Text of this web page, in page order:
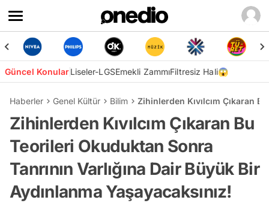
Güncel KonularLiseler-LGSEmekli ZammıFiltresiz Hali😱
Haberler Genel Kültür Bilim Zihinlerden Kıvılcım Çıkaran
Zihinlerden Kıvılcım Çıkaran Bu
Teorileri Okuduktan Sonra
Tanrının Varlığına Dair Büyük Bir
Aydınlanma Yaşayacaksınız!